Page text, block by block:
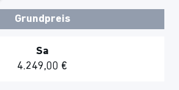
Grundpreis
Sa
4.249,00 €